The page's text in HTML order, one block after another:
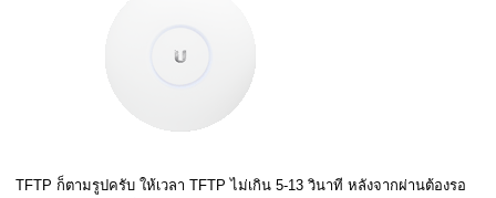
TFTP ก็ตามรูปครับ ให้เวลา TFTP ไม่เกิน 5-13 วินาที หลังจากผ่านต้องรอ